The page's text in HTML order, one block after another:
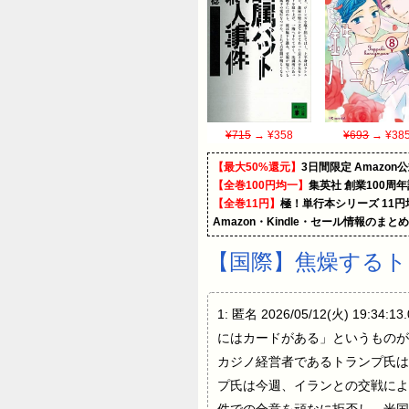
¥715 → ¥358 ¥693→
【最大50%還元】 3日間限定 Amazon
【全巻100円均一】 集英社 創業100周
【全巻11円】 極！単行本シリーズ 11円
Amazon・Kindle・セール情報のまと
【国際】焦燥する
1: 匿名 2026/05/12(火)
にはカードがある」というもの
カジノ経営者であるトランプ氏
プ氏は今週、イランとの交戦に